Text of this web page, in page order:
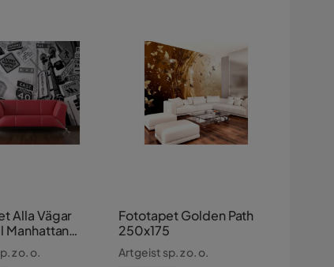
Alla Vägar
Manhattan
z o. o.
Fototapet Golden Path
250x175
Artgeist sp. z o. o.